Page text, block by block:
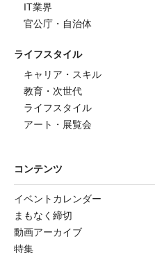
IT業界
官公庁・自治体
ライフスタイル
キャリア・スキル
教育・次世代
ライフスタイル
アート・展覧会
コンテンツ
イベントカレンダー
まもなく締切
動画アーカイブ
特集